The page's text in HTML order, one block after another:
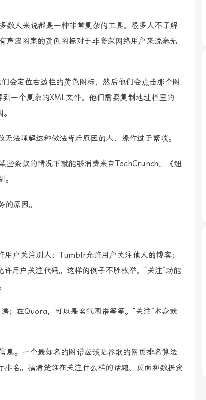
人来说都是一种非常复杂的工具。很多人不了解
声波图案的黄色图标对于非资深网络用户来说毫无
会定位右边栏的黄色图标，然后他们会点击那个图
一个复杂的XML文件。他们需要复制地址栏里的
法理解这种做法背后原因的人，操作过于繁琐。
些条款的情况下就能够消费来自TechCrunch、《纽
原因。
户关注别人；Tumblr允许用户关注他人的博客；
用户关注代码。这样的例子不胜枚举。“关注”功能
；在Quora，可以是名气图谱等等。“关注”本身就
息。一个最知名的图谱应该是谷歌的网页排名算法
名。搞清楚谁在关注什么样的话题、页面和数据资